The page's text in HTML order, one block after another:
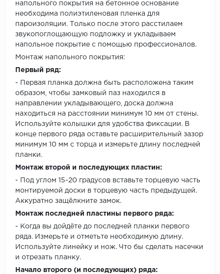
напольного покрытия на бетонное основание
необходима полиэтиленовая пленка для
пароизоляции. Только после этого расстилаем
звукопоглощающую подложку и укладываем
напольное покрытие с помощью профессионалов.
Монтаж напольного покрытия:
Первый ряд:
- Первая планка должна быть расположена таким
образом, чтобы замковый паз находился в
направлении укладывающего, доска должна
находиться на расстоянии минимум 10 мм от стены.
Используйте колышки для удобства фиксации. В
конце первого ряда оставьте расширительный зазор
минимум 10 мм с торца и измерьте длину последней
планки.
Монтаж второй и последующих пластин:
- Под углом 15-20 градусов вставьте торцевую часть
монтируемой доски в торцевую часть предыдущей.
Аккуратно защёлкните замок.
Монтаж последней пластины первого ряда:
- Когда вы дойдёте до последней планки первого
ряда. Измерьте и отметьте необходимую длину.
Используйте линейку и нож. Что бы сделать насечки
и отрезать планку.
Начало второго (и последующих) ряда: